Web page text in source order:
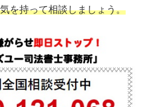
を持って相談しましょう。